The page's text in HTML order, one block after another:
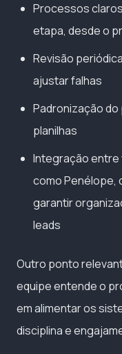
Processos
etapa, desde o
Revisão
ajustar falhas
Padronização
planilhas
Integração entre
como Penélope,
garantir
leads
Outro ponto
equipe entende o
em alimentar os
disciplina e